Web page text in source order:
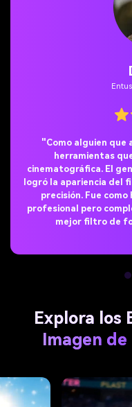
"Usé el efecto de estilo
y ¡a mis seguidores
Joker se veía
manera. Me gustó lo
el fondo y la
línea de Media.io es
Explora los
Imagen de